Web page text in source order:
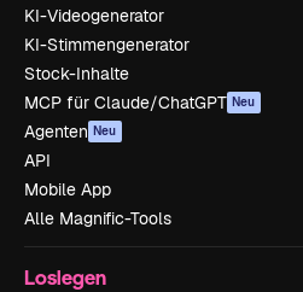
KI-Videogenerator
KI-Stimmengenerator
Stock-Inhalte
MCP für Claude/ChatGPT Neu
Agenten Neu
API
Mobile App
Alle Magnific-Tools
Loslegen